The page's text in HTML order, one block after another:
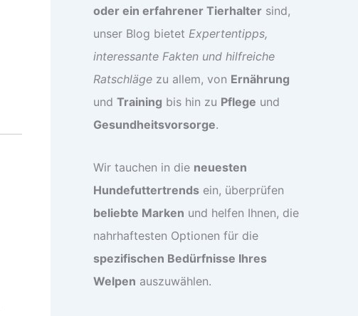
oder ein erfahrener Tierhalter sind,
unser Blog bietet Expertentipps,
interessante Fakten und hilfreiche
Ratschläge zu allem, von Ernährung
und Training bis hin zu Pflege und
Gesundheitsvorsorge.
Wir tauchen in die neuesten
Hundefuttertrends ein, überprüfen
beliebte Marken und helfen Ihnen, die
nahrhaftesten Optionen für die
spezifischen Bedürfnisse Ihres
Welpen auszuwählen.